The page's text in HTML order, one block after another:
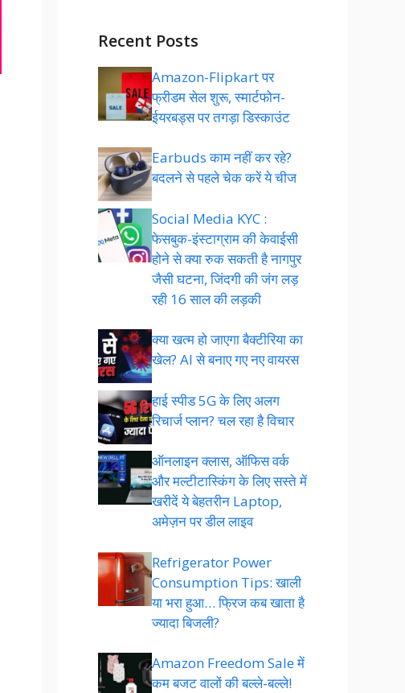
Recent Posts
Amazon-Flipkart पर
फ्रीडम सेल शुरू, स्मार्टफोन-
ईयरबड्स पर तगड़ा डिस्काउंट
Earbuds काम नहीं कर रहे?
बदलने से पहले चेक करें ये चीज
Social Media KYC :
फेसबुक-इंस्टाग्राम की केवाईसी
होने से क्या रुक सकती है नागपुर
जैसी घटना, जिंदगी की जंग लड़
रही 16 साल की लड़की
क्या खत्म हो जाएगा बैक्टीरिया का
खेल? AI से बनाए गए नए वायरस
हाई स्पीड 5G के लिए अलग
रिचार्ज प्लान? चल रहा है विचार
ऑनलाइन क्लास, ऑफिस वर्क
और मल्टीटास्किंग के लिए सस्ते में
खरीदें ये बेहतरीन Laptop,
अमेज़न पर डील लाइव
Refrigerator Power
Consumption Tips: खाली
या भरा हुआ… फ्रिज कब खाता है
ज्यादा बिजली?
Amazon Freedom Sale में
कम बजट वालों की बल्ले-बल्ले!